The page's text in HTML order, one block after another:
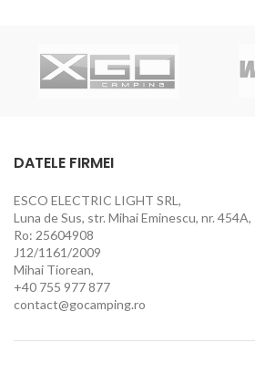
DATELE FIRMEI
ESCO ELECTRIC LIGHT SRL,
Luna de Sus, str. Mihai Eminescu, nr. 454A,
Ro: 25604908
J12/1161/2009
Mihai Tiorean,
+40 755 977 877
contact@gocamping.ro